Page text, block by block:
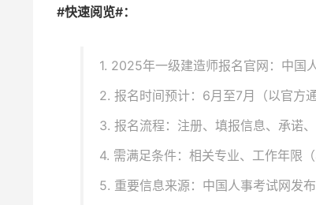
#快速阅览#：
1. 2025年一级建造师报名官网：中国
2. 报名时间预计：6月至7月（以官方通
3. 报名流程：注册、填报信息、承诺
4. 需满足条件：相关专业、工作年限（
5. 重要信息来源：中国人事考试网发